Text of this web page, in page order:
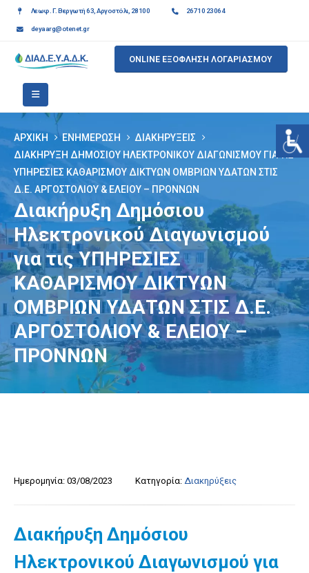
Λεωφ. Γ. Βεργωτή 63, Αργοστόλι, 28100 26710 23064
deyaarg@otenet.gr
ONLINE ΕΞΟΦΛΗΣΗ ΛΟΓΑΡΙΑΣΜΟΥ
ΑΡΧΙΚΉ ΕΝΗΜΈΡΩΣΗ
ΔΙΑΚΗΡΎΞΕΙΣ
ΔΙΑΚΉΡΥΞΗ ΔΗΜΌΣΙΟΥ ΗΛΕΚΤΡΟΝΙΚΟΎ ΔΙΑΓΩΝΙΣΜΟΎ ΓΙΑ ΤΙΣ
ΥΠΗΡΕΣΙΕΣ ΚΑΘΑΡΙΣΜΟΥ ΔΙΚΤΥΩΝ ΟΜΒΡΙΩΝ ΥΔΑΤΩΝ ΣΤΙΣ
Δ.Ε. ΑΡΓΟΣΤΟΛΙΟΥ & ΕΛΕΙΟΥ – ΠΡΟΝΝΩΝ
Διακήρυξη Δημόσιου
Ηλεκτρονικού Διαγωνισμού
για τις ΥΠΗΡΕΣΙΕΣ
ΚΑΘΑΡΙΣΜΟΥ ΔΙΚΤΥΩΝ
ΟΜΒΡΙΩΝ ΥΔΑΤΩΝ ΣΤΙΣ Δ.Ε.
ΑΡΓΟΣΤΟΛΙΟΥ & ΕΛΕΙΟΥ –
ΠΡΟΝΝΩΝ
Ημερομηνία: 03/08/2023 Κατηγορία: Διακηρύξεις
Διακήρυξη Δημόσιου
Ηλεκτρονικού Διαγωνισμού για